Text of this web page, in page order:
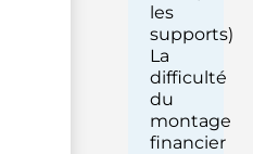
les
supports)
La
difficulté
du
montage
financier